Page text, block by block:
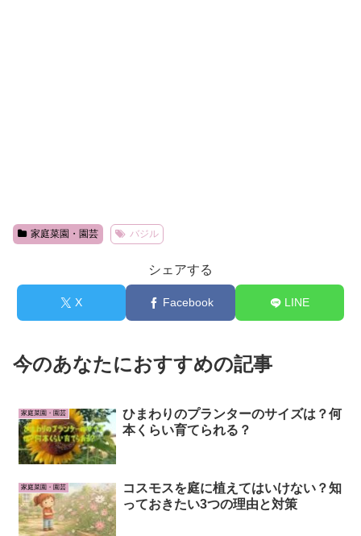
家庭菜園・園芸 バジル
シェアする
X Facebook LINE
今のあなたにおすすめの記事
家庭菜園・園芸
ひまわりのプランターのサイズは？何
本くらい育てられる？
家庭菜園・園芸
コスモスを庭に植えてはいけない？知
っておきたい3つの理由と対策